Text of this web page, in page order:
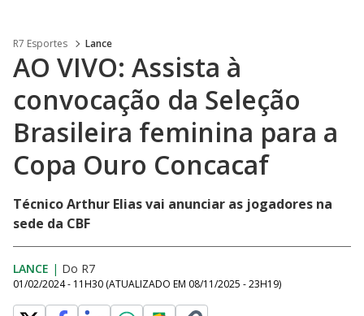
R7 Esportes Lance
AO VIVO: Assista à
convocação da Seleção
Brasileira feminina para a
Copa Ouro Concacaf
Técnico Arthur Elias vai anunciar as jogadores na
sede da CBF
LANCE | Do R7
01/02/2024 - 11H30 (ATUALIZADO EM 08/11/2025 - 23H19)